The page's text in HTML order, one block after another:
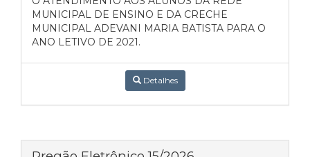
MUNICIPAL DE ENSINO E DA CRECHE
MUNICIPAL ADEVANI MARIA BATISTA PARA O
ANO LETIVO DE 2021.
Detalhes